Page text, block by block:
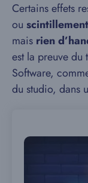
Certains effets
ou
mais rien
est la preuve du
Software,
du studio, dans